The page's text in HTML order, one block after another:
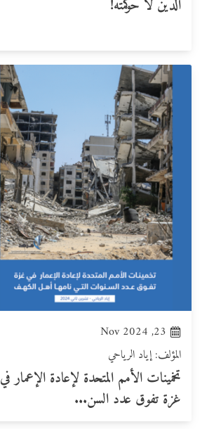
الدين لا حوكمته!
23, Nov 2024
المؤلف: إياد الرياحي
تخمينات الأمم المتحدة لإعادة الإعمار في
غزة تفوق عدد السن...